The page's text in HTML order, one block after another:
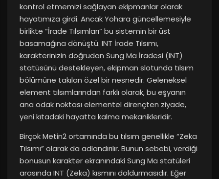
kontrol etmemizi sağlayan ekipmanlar olarak
hayatımıza girdi. Ancak Yohara güncellemesiyle
birlikte “İrade Tılsımları” bu sistemin bir üst
basamağına dönüştü. INT İrade Tılsımı,
karakterinizin doğrudan Sung Ma İradesi (INT)
statüsünü destekleyen, ekipman slotunda tılsım
bölümüne takılan özel bir nesnedir. Geleneksel
element tılsımlarından farklı olarak, bu eşyanın
ana odak noktası elementel dirençten ziyade,
yeni kıtadaki hayatta kalma mekanikleridir.
Birçok Metin2 ortamında bu tılsım genellikle “Zeka
Tılsımı” olarak da adlandırılır. Bunun sebebi, verdiği
bonusun karakter ekranındaki Sung Ma statüleri
arasında INT (Zeka) kısmını doldurmasıdır. Eğer